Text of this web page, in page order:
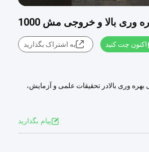
بالا و خروجی مش 1000
اکنون چت کنید به اشتراک بگذارید
وری بالادر تحقیقات علمی و آزمایش،
پیام بگذارید